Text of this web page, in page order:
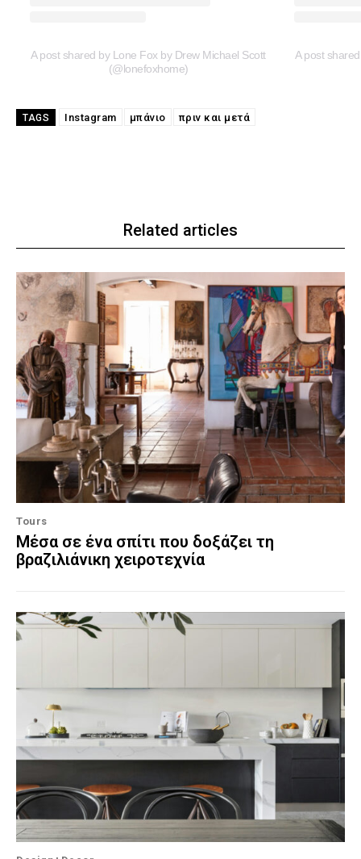
A post shared by Lone Fox by Drew Michael Scott
(@lonefoxhome)
A post
TAGS Instagram μπάνιο πριν και μετά
Related articles
Tours
Μέσα σε ένα σπίτι που δοξάζει τη
βραζιλιάνικη χειροτεχνία